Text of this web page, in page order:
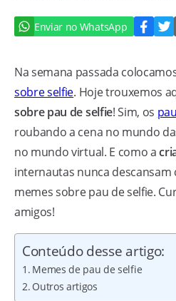
Enviar no WhatsApp
Na semana passada
sobre selfie. Hoje trouxemos
sobre pau de selfie! Sim, os
roubando a cena no mundo
no mundo virtual. E como a
internautas nunca
memes sobre pau de selfie.
amigos!
Conteúdo desse artigo:
Memes de pau de selfie
Outros artigos